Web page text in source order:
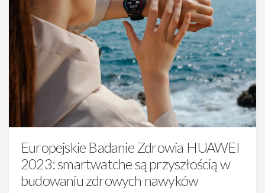
Europejskie Badanie Zdrowia HUAWEI
2023: smartwatche są przyszłością w
budowaniu zdrowych nawyków